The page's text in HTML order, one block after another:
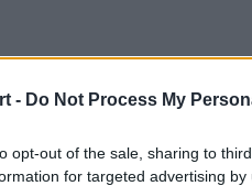
- Do Not Process My
opt-out of the sale, sharing to
for targeted advertising
Renegades
piątka